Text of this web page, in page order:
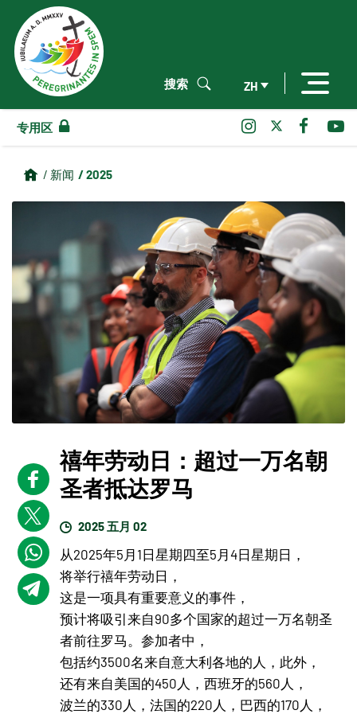
ZH
搜索
专用区
/ 新闻 / 2025
禧年劳动日：超过一万名朝
圣者抵达罗马
2025 五月 02
从2025年5月1日星期四至5月4日星期日，
将举行禧年劳动日，
这是一项具有重要意义的事件，
预计将吸引来自90多个国家的超过一万名朝圣
者前往罗马。参加者中，
包括约3500名来自意大利各地的人，此外，
还有来自美国的450人，西班牙的560人，
波兰的330人，法国的220人，巴西的170人，